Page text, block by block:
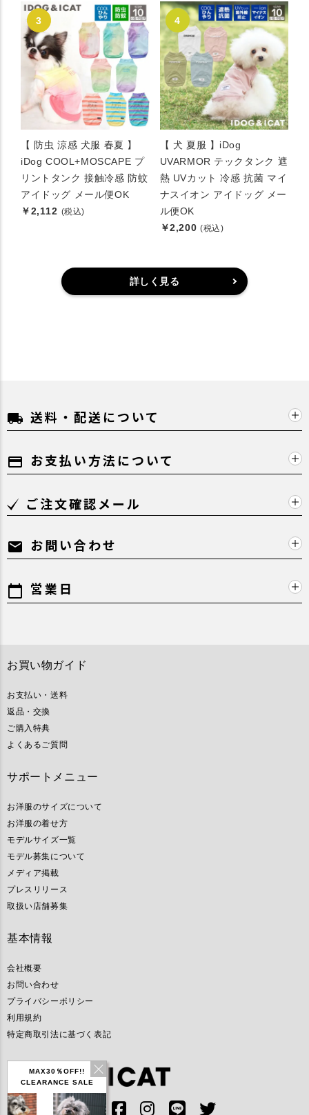
MAX30％OFF!!
CLEARANCE SALE
【 防虫 涼感 犬服 春夏 】
iDog COOL+MOSCAPE プ
リントタンク 接触冷感 防蚊
アイドッグ メール便OK
￥2,112 (税込)
【 犬 夏服 】iDog
UVARMOR テックタンク 遮
熱 UVカット 冷感 抗菌 マイ
ナスイオン アイドッグ メー
ル便OK
￥2,200 (税込)
詳しく見る
local_shipping 送料・配送について
payment お支払い方法について
ご注文確認メール
mail お問い合わせ
calendar_today 営業日
お買い物ガイド
お支払い・送料
返品・交換
ご購入特典
よくあるご質問
サポートメニュー
お洋服のサイズについて
お洋服の着せ方
モデルサイズ一覧
モデル募集について
メディア掲載
プレスリリース
取扱い店舗募集
基本情報
会社概要
お問い合わせ
プライバシーポリシー
利用規約
特定商取引法に基づく表記